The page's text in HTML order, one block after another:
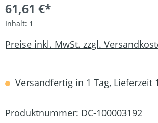
61,61 €*
Inhalt: 1
Preise inkl. MwSt. zzgl.
Versandfertig in 1 Tag, Lieferzeit
Produktnummer: DC-100003192